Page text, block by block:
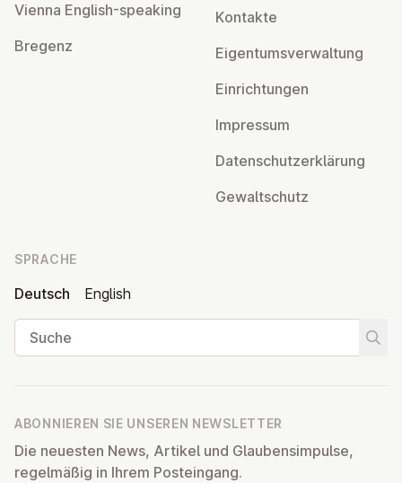
Vienna English-speaking
Bregenz
Kontakte
Ei­gen­tums­ver­wal­tung
Ein­rich­tun­gen
Impressum
Da­ten­schutz­er­klä­rung
Ge­walt­schutz
SPRACHE
Deutsch
English
Suche
ABONNIEREN SIE UNSEREN NEWSLETTER
Die neuesten News, Artikel und Glaubensimpulse,
regelmäßig in Ihrem Posteingang.